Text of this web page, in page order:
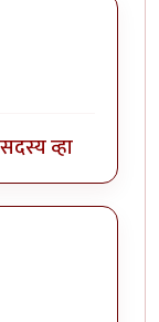
सदस्य व्हा